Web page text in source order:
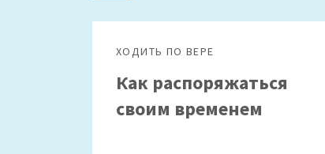
ХОДИТЬ ПО ВЕРЕ
Как распоряжаться
своим временем